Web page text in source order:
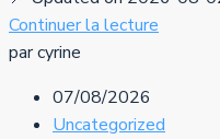
Continuer la lecture
par cyrine
07/08/2026
Uncategorized